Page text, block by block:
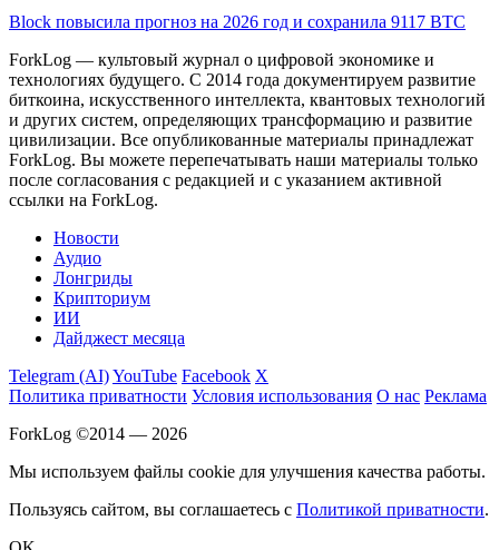
Block повысила прогноз на 2026 год и сохранила 9117 BTC
ForkLog — культовый журнал о цифровой экономике и
технологиях будущего. С 2014 года документируем развитие
биткоина, искусственного интеллекта, квантовых технологий
и других систем, определяющих трансформацию и развитие
цивилизации. Все опубликованные материалы принадлежат
ForkLog. Вы можете перепечатывать наши материалы только
после согласования с редакцией и с указанием активной
ссылки на ForkLog.
Новости
Аудио
Лонгриды
Крипториум
ИИ
Дайджест месяца
Telegram (AI)YouTube Facebook X
Политика приватности Условия использования О нас Реклама
ForkLog ©2014 — 2026
Мы используем файлы cookie для улучшения качества работы.
Пользуясь сайтом, вы соглашаетесь с Политикой приватности.